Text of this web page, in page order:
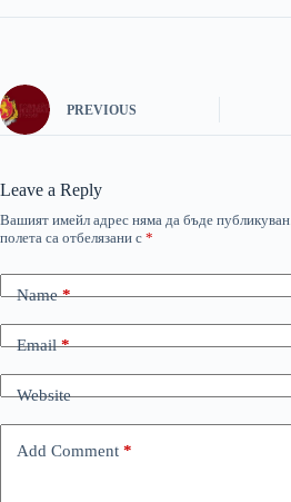
PREVIOUS
Leave a Reply
Вашият имейл адрес няма да бъде публикуван.
полета са отбелязани с *
Name*
Email*
Website
Add Comment *